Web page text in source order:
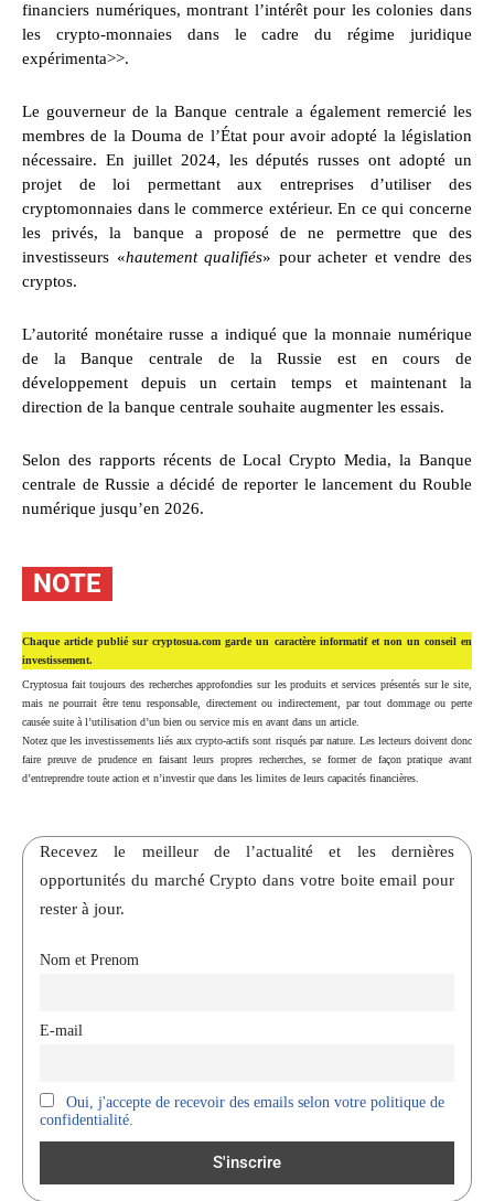
financiers numériques, montrant l’intérêt pour les colonies dans
les crypto-monnaies dans le cadre du régime juridique
expérimenta>>.
Le gouverneur de la Banque centrale a également remercié les
membres de la Douma de l’État pour avoir adopté la législation
nécessaire. En juillet 2024, les députés russes ont adopté un
projet de loi permettant aux entreprises d’utiliser des
cryptomonnaies dans le commerce extérieur. En ce qui concerne
les privés, la banque a proposé de ne permettre que des
investisseurs «hautement qualifiés» pour acheter et vendre des
cryptos.
L’autorité monétaire russe a indiqué que la monnaie numérique
de la Banque centrale de la Russie est en cours de
développement depuis un certain temps et maintenant la
direction de la banque centrale souhaite augmenter les essais.
Selon des rapports récents de Local Crypto Media, la Banque
centrale de Russie a décidé de reporter le lancement du Rouble
numérique jusqu’en 2026.
NOTE
Chaque article publié sur cryptosua.com garde un caractère informatif et non un conseil en
investissement.
Cryptosua fait toujours des recherches approfondies sur les produits et services présentés sur le site,
mais ne pourrait être tenu responsable, directement ou indirectement, par tout dommage ou perte
causée suite à l’utilisation d’un bien ou service mis en avant dans un article.
Notez que les investissements liés aux crypto-actifs sont risqués par nature. Les lecteurs doivent donc
faire preuve de prudence en faisant leurs propres recherches, se former de façon pratique avant
d’entreprendre toute action et n’investir que dans les limites de leurs capacités financières.
Recevez le meilleur de l’actualité et les dernières
opportunités du marché Crypto dans votre boite email pour
rester à jour.
Nom et Prenom
E-mail
Oui, j'accepte de recevoir des emails selon votre politique de
confidentialité.